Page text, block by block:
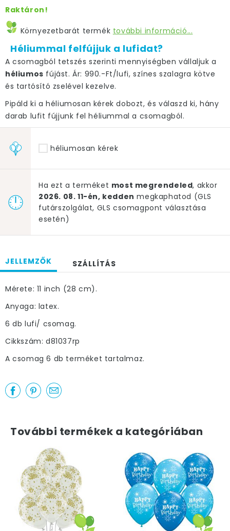
Raktáron!
Környezetbarát termék további információ...
Héliummal felfújjuk a lufidat?
A csomagból tetszés szerinti mennyiségben vállaljuk a
héliumos fújást. Ár: 990.-Ft/lufi, színes szalagra kötve
és tartósító zselével kezelve.
Pipáld ki a héliumosan kérek dobozt, és válaszd ki, hány
darab lufit fújjunk fel héliummal a csomagból.
héliumosan kérek
Ha ezt a terméket most megrendeled, akkor
2026. 08. 11-én, kedden megkaphatod (GLS
futárszolgálat, GLS csomagpont választása
esetén)
JELLEMZŐK SZÁLLÍTÁS
Mérete: 11 inch (28 cm).
Anyaga: latex.
6 db lufi/ csomag.
Cikkszám: d81037rp
A csomag 6 db terméket tartalmaz.
További termékek a kategóriában